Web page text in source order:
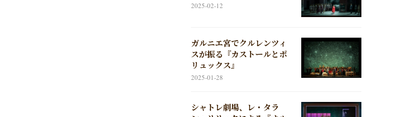
2025-02-12
ガルニエ宮でクルレンツィ
スが振る『カストールとポ
リュックス』
2025-01-28
シャトレ劇場、レ・タラ